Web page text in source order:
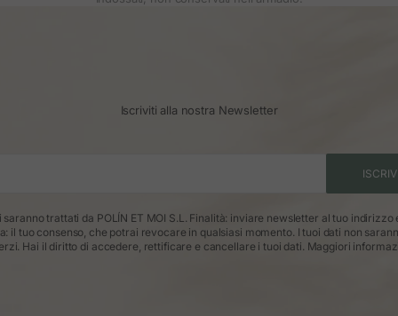
Iscriviti alla nostra Newsletter
saranno trattati da POLÍN ET MOI S.L. Finalità: inviare newsletter al tuo indirizzo
il tuo consenso, che potrai revocare in qualsiasi momento. I tuoi dati non
Hai il diritto di accedere, rettificare e cancellare i tuoi dati. Maggiori